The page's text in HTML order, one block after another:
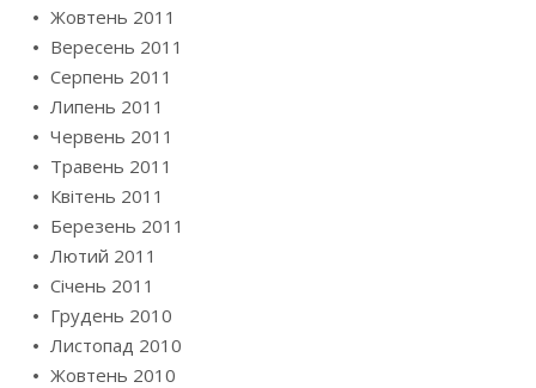
Жовтень 2011
Вересень 2011
Серпень 2011
Липень 2011
Червень 2011
Травень 2011
Квітень 2011
Березень 2011
Лютий 2011
Січень 2011
Грудень 2010
Листопад 2010
Жовтень 2010